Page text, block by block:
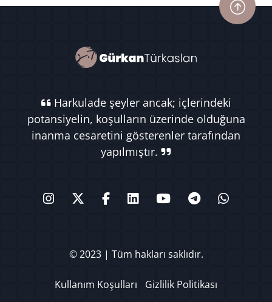
Harkulade şeyler ancak; içlerindeki
potansiyelin, koşulların üzerinde olduğuna
inanma cesaretini gösterenler tarafından
yapılmıştır.
© 2023 | Tüm hakları saklıdır.
Kullanım Koşulları Gizlilik Politikası